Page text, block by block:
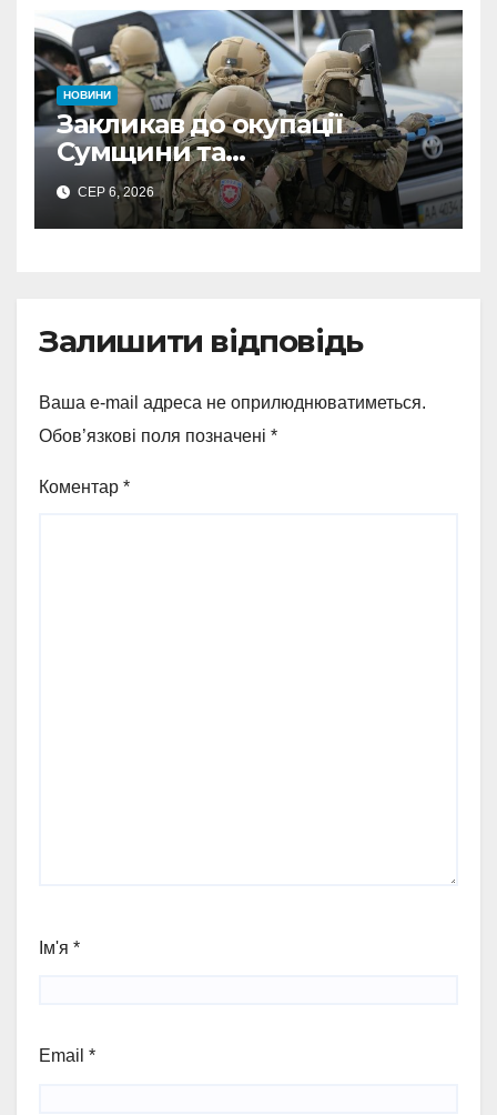
НОВИНИ
Закликав до окупації
Сумщини та
виправдовував обстріли:
СБУ викрила
прокремлівського агітатора
СЕР 6, 2026
Залишити відповідь
Ваша e-mail адреса не оприлюднюватиметься.
Обов’язкові поля позначені *
Коментар *
Ім'я *
Email *